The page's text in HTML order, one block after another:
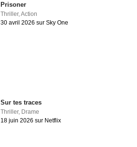
Prisoner
Thriller,Action
30 avril 2026 sur Sky One
Sur tes traces
Thriller, Drame
18 juin 2026 sur Netflix